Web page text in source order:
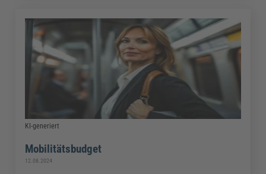
KI-generiert
Mobilitätsbudget
12.08.2024